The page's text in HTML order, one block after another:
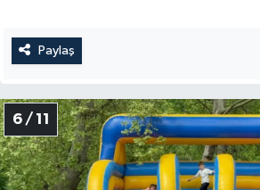
Paylaş
6 / 11